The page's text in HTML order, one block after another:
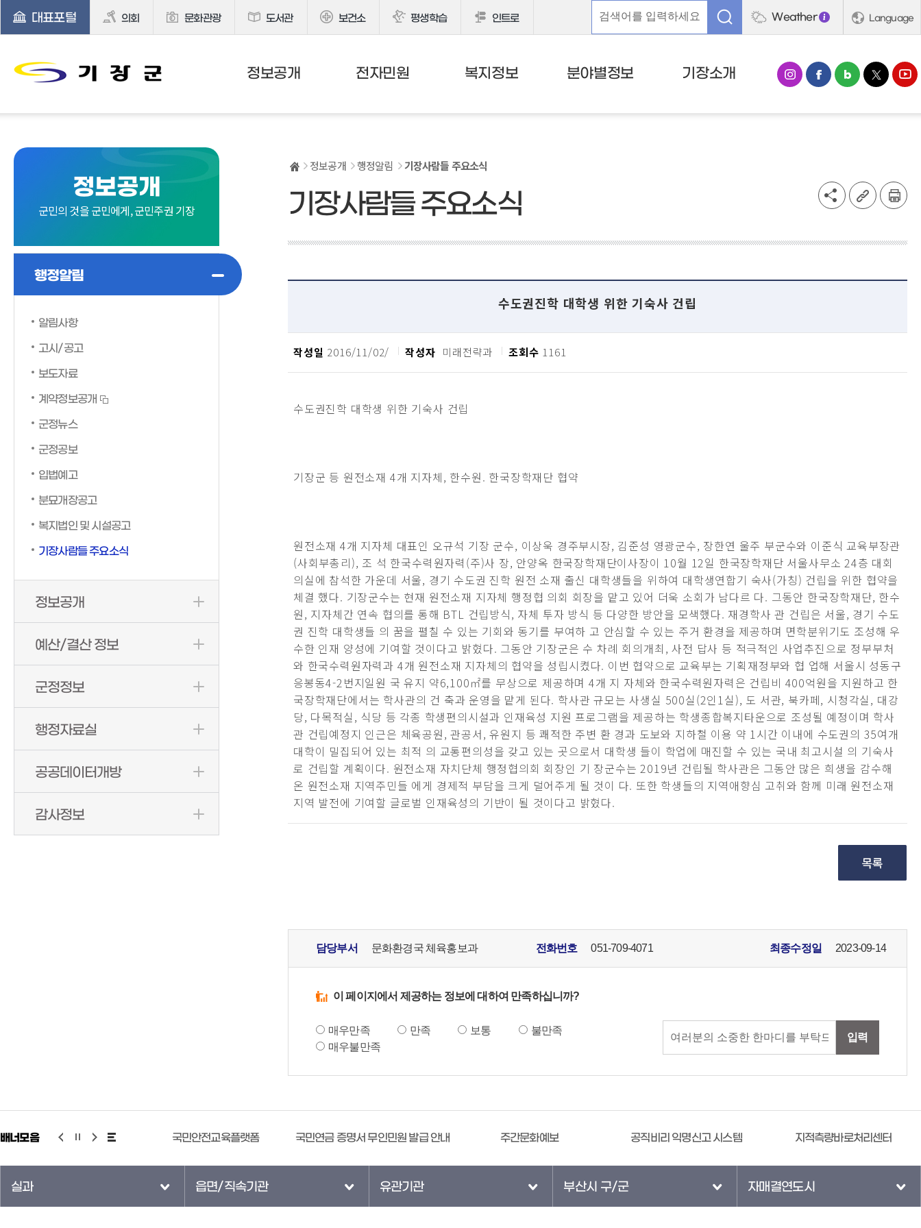
대표포털 의회 문화관광 도서관 보건소 평생학습 인트로 Weather Language
정보공개 전자민원 복지정보 분야별정보 기장소개
정보공개
군민의 것을 군민에게, 군민주권 기장
행정알림
알림사항
고시/공고
보도자료
계약정보공개
군정뉴스
군정공보
입법예고
분묘개장공고
복지법인 및 시설공고
기장사람들 주요소식
정보공개
예산/결산 정보
군정정보
행정자료실
공공데이터개방
감사정보
정보공개 행정알림 기장사람들 주요소식
기장사람들 주요소식
수도권진학 대학생 위한 기숙사 건립
작성일 2016/11/02/ 작성자 미래전략과 조회수 1161
수도권진학 대학생 위한 기숙사 건립
기장군 등 원전소재 4개 지자체, 한수원. 한국장학재단 협약
원전소재 4개 지자체 대표인 오규석 기장 군수, 이상욱 경주부시장, 김준성 영광군수, 장한연 울주 부군수와 이준식 교육부장관
(사회부총리), 조 석 한국수력원자력(주)사 장, 안양옥 한국장학재단이사장이 10월 12일 한국장학재단 서울사무소 24층 대회
의실에 참석한 가운데 서울, 경기 수도권 진학 원전 소재 출신 대학생들을 위하여 대학생연합기 숙사(가칭) 건립을 위한 협약을
체결 했다. 기장군수는 현재 원전소재 지자체 행정협 의회 회장을 맡고 있어 더욱 소회가 남다르 다. 그동안 한국장학재단, 한수
원, 지자체간 연속 협의를 통해 BTL 건립방식, 자체 투자 방식 등 다양한 방안을 모색했다. 재경학사 관 건립은 서울, 경기 수도
권 진학 대학생들 의 꿈을 펼칠 수 있는 기회와 동기를 부여하 고 안심할 수 있는 주거 환경을 제공하며 면학분위기도 조성해 우
수한 인재 양성에 기여할 것이다고 밝혔다. 그동안 기장군은 수 차례 회의개최, 사전 답사 등 적극적인 사업추진으로 정부부처
와 한국수력원자력과 4개 원전소재 지자체의 협약을 성립시켰다. 이번 협약으로 교육부는 기획재정부와 협 업해 서울시 성동구
응봉동4-2번지일원 국 유지 약6,100㎡를 무상으로 제공하며 4개 지 자체와 한국수력원자력은 건립비 400억원을 지원하고 한
국장학재단에서는 학사관의 건 축과 운영을 맡게 된다. 학사관 규모는 사생실 500실(2인1실), 도 서관, 북카페, 시청각실, 대강
당, 다목적실, 식당 등 각종 학생편의시설과 인재육성 지원 프로그램을 제공하는 학생종합복지타운으로 조성될 예정이며 학사
관 건립예정지 인근은 체육공원, 관공서, 유원지 등 쾌적한 주변 환 경과 도보와 지하철 이용 약 1시간 이내에 수도권의 35여개
대학이 밀집되어 있는 최적 의 교통편의성을 갖고 있는 곳으로서 대학생 들이 학업에 매진할 수 있는 국내 최고시설 의 기숙사
로 건립할 계획이다. 원전소재 자치단체 행정협의회 회장인 기 장군수는 2019년 건립될 학사관은 그동안 많은 희생을 감수해
온 원전소재 지역주민들 에게 경제적 부담을 크게 덜어주게 될 것이 다. 또한 학생들의 지역애향심 고취와 함께 미래 원전소재
지역 발전에 기여할 글로벌 인재육성의 기반이 될 것이다고 밝혔다.
담당부서 문화환경국 체육홍보과 전화번호 051-709-4071 최종수정일 2023-09-14
이 페이지에서 제공하는 정보에 대하여 만족하십니까?
매우만족 만족 보통
불만족
매우불만족
입력
배너모음기상청 누리예보 국민안전교육플랫폼 국민연금 증명서 무인민원 발급 안내 주간문화예보 공직비리 익명신고 시스템 지적측량바로처리센터
실과 읍면/직속기관 유관기관 부산시 구/군 자매결연도시